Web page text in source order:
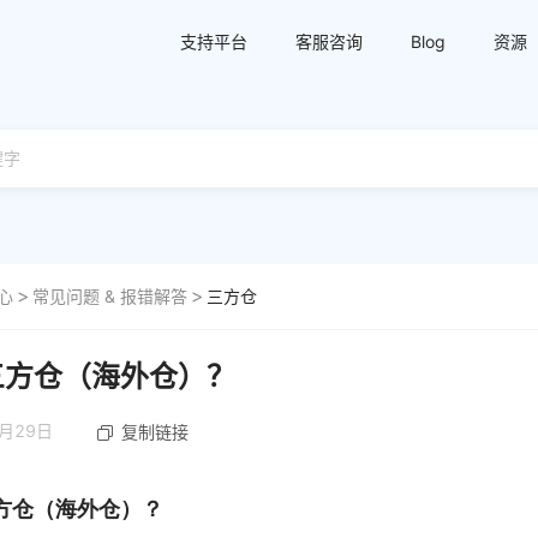
支持平台 客服咨询 Blog 资源
常见问题 & 报错解答 三方仓
仓（海外仓）？
29日 复制链接
仓（海外仓）？